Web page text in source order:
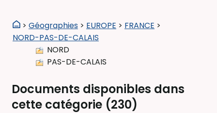
> Géographies > EUROPE > FRANCE >
NORD-PAS-DE-CALAIS
NORD
PAS-DE-CALAIS
Documents disponibles dans
cette catégorie (230)